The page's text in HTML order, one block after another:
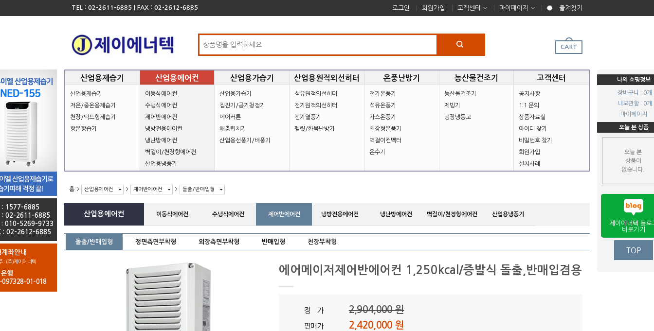
TEL : 02-2611-6885 | FAX : 02-2612-6885 로그인 회원가입 고객센터 마이페이지 즐겨찾기
CART
: 1577-6885
: 02-2611-6885
: 010-5269-9733
: 02-2612-6885
좌안내
: (주)제이에너텍
행
097328-01-018
나의 쇼핑정보
장바구니 : 0개
내보관함 : 0개
마이페이지
오늘 본 상품
오늘 본
상품이
없습니다.
제이에너텍 블로
바로가기
TOP
산업용제습기
산업용제습기
저온/중온용제습기
천장/덕트형제습기
항온항습기
산업용에어컨
이동식에어컨
수냉식에어컨
제어반에어컨
냉방전용에어컨
냉난방에어컨
벽걸이/천장형에어컨
산업용냉풍기
산업용가습기
산업용가습기
집진기/공기청정기
에어커튼
해충퇴치기
산업용선풍기/배풍기
산업용원적외선히터
석유원적외선히터
전기원적외선히터
전기열풍기
펠릿/화목난방기
온풍난방기
전기온풍기
석유온풍기
가스온풍기
천장형온풍기
벽걸이컨벡터
온수기
농산물건조기
농산물건조기
제빙기
냉장냉동고
고객센터
공지사항
1:1 문의
상품자료실
아이디 찾기
비밀번호 찾기
회원가입
설치사례
홈 산업용에어컨 제어반에어컨 돌출/반매입형
산업용에어컨 이동식에어컨 수냉식에어컨 제어반에어컨 냉방전용에어컨 냉난방에어컨 벽걸이/천장형에어컨 산업용냉풍기
돌출/반매입형 정면측면부착형 외장측면부착형 반매입형 천장부착형
에어메이저제어반에어컨 1,250kcal/증발식 돌출,반매입겸용
정 가 2,904,000 원
판매가 2,420,000 원